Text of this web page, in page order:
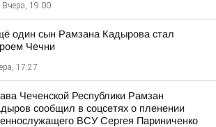
Вчера, 19:00
один сын Рамзана Кадырова стал
Чечни
17:27
Чеченской Республики Рамзан
сообщил в соцсетях о пленении
ВСУ Сергея Париниченко